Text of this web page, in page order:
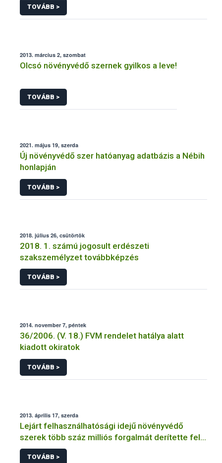
TOVÁBB >
2013. március 2, szombat
Olcsó növényvédő szernek gyilkos a leve!
TOVÁBB >
2021. május 19, szerda
Új növényvédő szer hatóanyag adatbázis a Nébih
honlapján
TOVÁBB >
2018. július 26, csütörtök
2018. 1. számú jogosult erdészeti
szakszemélyzet továbbképzés
TOVÁBB >
2014. november 7, péntek
36/2006. (V. 18.) FVM rendelet hatálya alatt
kiadott okiratok
TOVÁBB >
2013. április 17, szerda
Lejárt felhasználhatósági idejű növényvédő
szerek több száz milliós forgalmát derítette fel a
NÉBIH
TOVÁBB >